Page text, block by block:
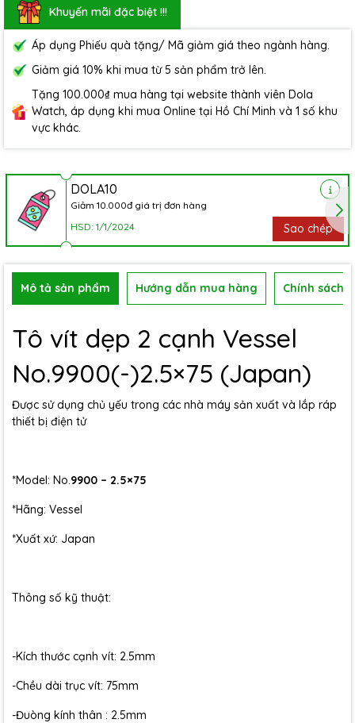
Khuyến mãi đặc biệt !!!
Áp dụng Phiếu quà tặng/ Mã giảm giá theo ngành hàng.
Giảm giá 10% khi mua từ 5 sản phẩm trở lên.
Tặng 100.000₫ mua hàng tại website thành viên Dola
Watch, áp dụng khi mua Online tại Hồ Chí Minh và 1 số khu
vực khác.
DOLA10
Giảm 10.000đ giá trị đơn hàng
HSD: 1/1/2024
Sao chép
Mô tả sản phẩm Hướng dẫn mua hàng Chính sách
Tô vít dẹp 2 cạnh Vessel
No.9900(-)2.5×75 (Japan)
Được sử dụng chủ yếu trong các nhà máy sản xuất và lắp ráp
thiết bị điện tử
*Model: No.9900 – 2.5×75
*Hãng: Vessel
*Xuất xứ: Japan
Thông số kỹ thuật:
-Kích thước cạnh vít: 2.5mm
-Chều dài trục vít: 75mm
-Đuòng kính thân : 2.5mm